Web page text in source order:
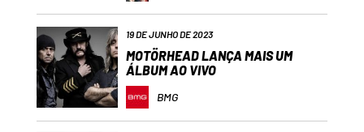
19 DE JUNHO DE 2023
MOTÖRHEAD LANÇA MAIS UM
ÁLBUM AO VIVO
BMG